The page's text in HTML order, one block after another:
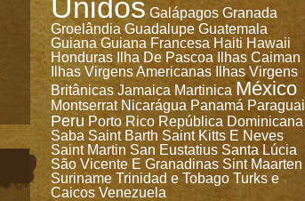
Unidos Galápagos Granada
Groelândia Guadalupe Guatemala
Guiana Guiana Francesa Haiti Hawaii
Honduras Ilha De Pascoa Ilhas Caiman
Ilhas Virgens Americanas
Ilhas Virgens
Britânicas Jamaica Martinica México
Montserrat Nicarágua Panamá Paraguai
Peru Porto Rico República Dominicana
Saba Saint Barth Saint Kitts E Neves
Saint Martin San Eustatius Santa Lúcia
São Vicente E Granadinas Sint Maarten
Suriname Trinidad e Tobago Turks e
Caicos Venezuela